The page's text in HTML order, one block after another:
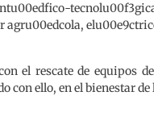
agru00edcola,
el rescate de equipos
con ello, en el bienestar